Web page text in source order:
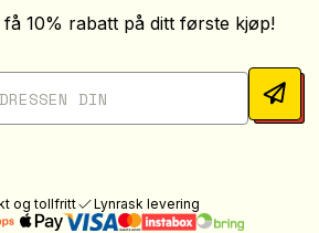
få 10% rabatt på ditt første kjøp!
og tollfritt Lynrask levering